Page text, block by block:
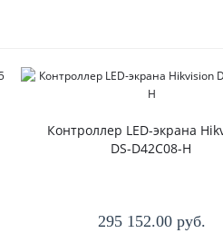
Контроллер LED-экрана
DS-D42C08-H
295 152.00 руб.